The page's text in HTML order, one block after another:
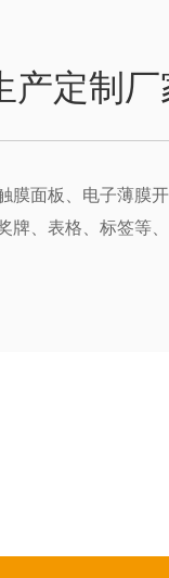
产定制厂
膜面板、电子薄膜
牌、表格、标签等